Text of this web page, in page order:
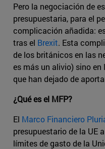
Pero la negociación de
presupuestaria, para el
complicación añadida:
tras el Brexit. Esta
de los británicos en las
es más un alivio) sino
que han dejado de
¿Qué es el MFP?
El Marco Financiero
presupuestario de la UE
límites de gasto de la